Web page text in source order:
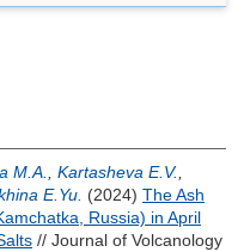
M.A. Kartasheva E.V.
E.Yu. (2024) The Ash
Russia) in April
// Journal of Volcanology